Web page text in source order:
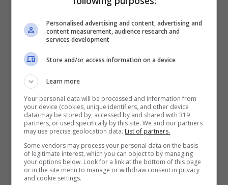
Sì, puoi essere pagato per guardare serie: le occasioni da
non perdere online
Per coloro che invece possiedono
Personalised advertising and content, advertising and
content measurement, audience research and
services development
Store and/or access information on a device
Learn more
Your personal data will be processed and information from
your device (cookies, unique identifiers, and other device
data) may be stored by, accessed by and shared with 319
partners, or used specifically by this site. We and our partners
may use precise geolocation data. List of partners.
Some vendors may process your personal data on the basis
of legitimate interest, which you can object to by managing
your options below. Look for a link at the bottom of this page
or in the site menu to manage or withdraw consent in privacy
and cookie settings.